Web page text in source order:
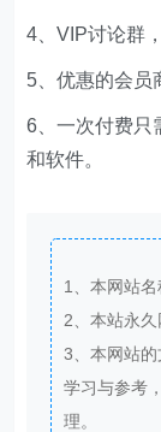
4、VIP讨论群
5、优惠的会员
6、一次付费只
和软件。
1、本网站名
2、本站永久
3、本网站
学习与参考
理。